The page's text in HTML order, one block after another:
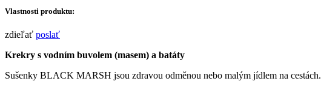
-
buvol
batáty
225g
množství
Vlastnosti produktu:
zdieľať poslať
Krekry s vodním buvolem (masem) a batáty
Sušenky BLACK MARSH jsou zdravou odměnou nebo malým jídlem na cestách.